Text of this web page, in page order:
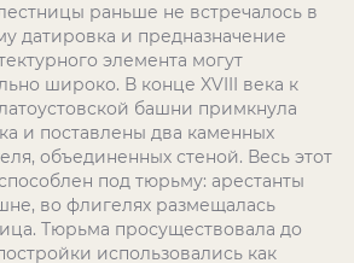
раньше не встречалось в
датировка и предназначение
элемента могут
широко. В конце XVIII века к
башни примкнула
и поставлены два каменных
объединенных стеной. Весь этот
под тюрьму: арестанты
во флигелях размещалась
Тюрьма просуществовала до
использовались как